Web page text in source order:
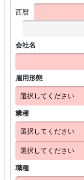
西暦
会社名
雇用形態
業種
職種